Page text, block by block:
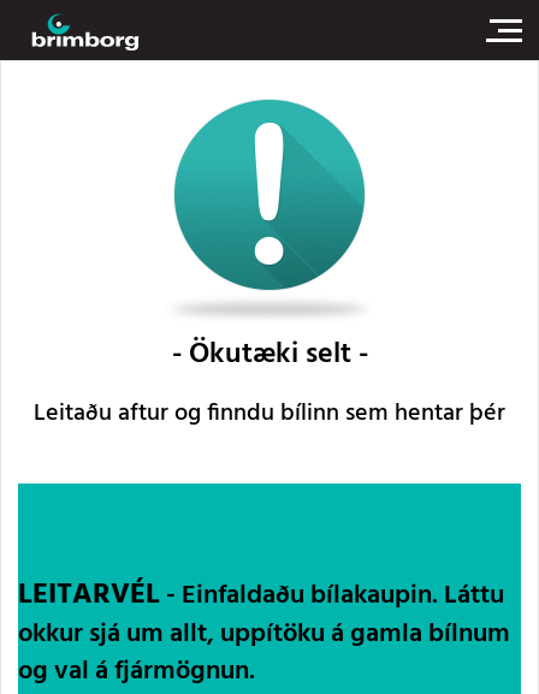
Ökutæki selt
Leitaðu aftur og finndu bílinn sem hentar þér
LEITARVÉL- Einfaldaðu bílakaupin. Láttu
okkur sjá um allt, uppítöku á gamla bílnum
og val á fjármögnun.